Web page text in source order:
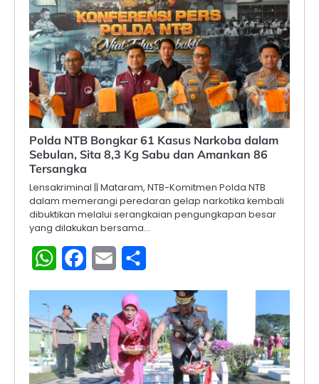
Polda NTB Bongkar 61 Kasus Narkoba dalam
Sebulan, Sita 8,3 Kg Sabu dan Amankan 86
Tersangka
Lensakriminal || Mataram, NTB-Komitmen Polda NTB
dalam memerangi peredaran gelap narkotika kembali
dibuktikan melalui serangkaian pengungkapan besar
yang dilakukan bersama…
WhatsAppFacebook
Email